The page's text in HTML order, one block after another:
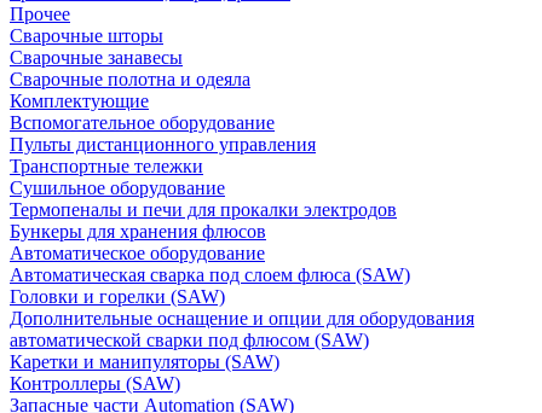
Прочее
Сварочные шторы
Сварочные занавесы
Сварочные полотна и одеяла
Комплектующие
Вспомогательное оборудование
Пульты дистанционного управления
Транспортные тележки
Сушильное оборудование
Термопеналы и печи для прокалки электродов
Бункеры для хранения флюсов
Автоматическое оборудование
Автоматическая сварка под слоем флюса (SAW)
Головки и горелки (SAW)
Дополнительные оснащение и опции для оборудования
автоматической сварки под флюсом (SAW)
Каретки и манипуляторы (SAW)
Контроллеры (SAW)
Запасные части Automation (SAW)